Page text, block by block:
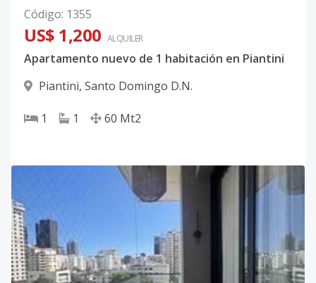
Código: 1355
US$ 1,200 ALQUILER
Apartamento nuevo de 1 habitación en Piantini
Piantini, Santo Domingo D.N.
1 1 60 Mt2